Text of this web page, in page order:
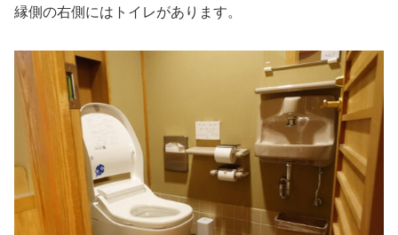
縁側の右側にはトイレがあります。